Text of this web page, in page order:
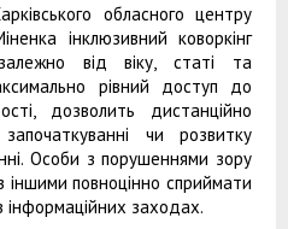
обласного центру
інклюзивний коворкінг
від віку, статі та
рівний доступ до
дозволить дистанційно
чи розвитку
Особи з порушеннями зору
іншими повноцінно сприймати
інформаційних заходах.